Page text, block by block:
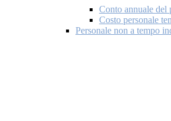
Conto annuale del
Costo personale
Personale non a tempo